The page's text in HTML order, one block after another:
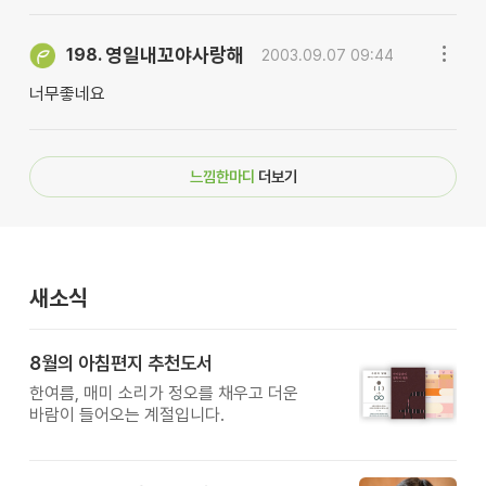
198. 영일내꼬야사랑해 2003.09.07 09:44
너무좋네요
느낌한마디 더보기
새소식
8월의 아침편지 추천도서
한여름, 매미 소리가 정오를 채우고 더운
바람이 들어오는 계절입니다.